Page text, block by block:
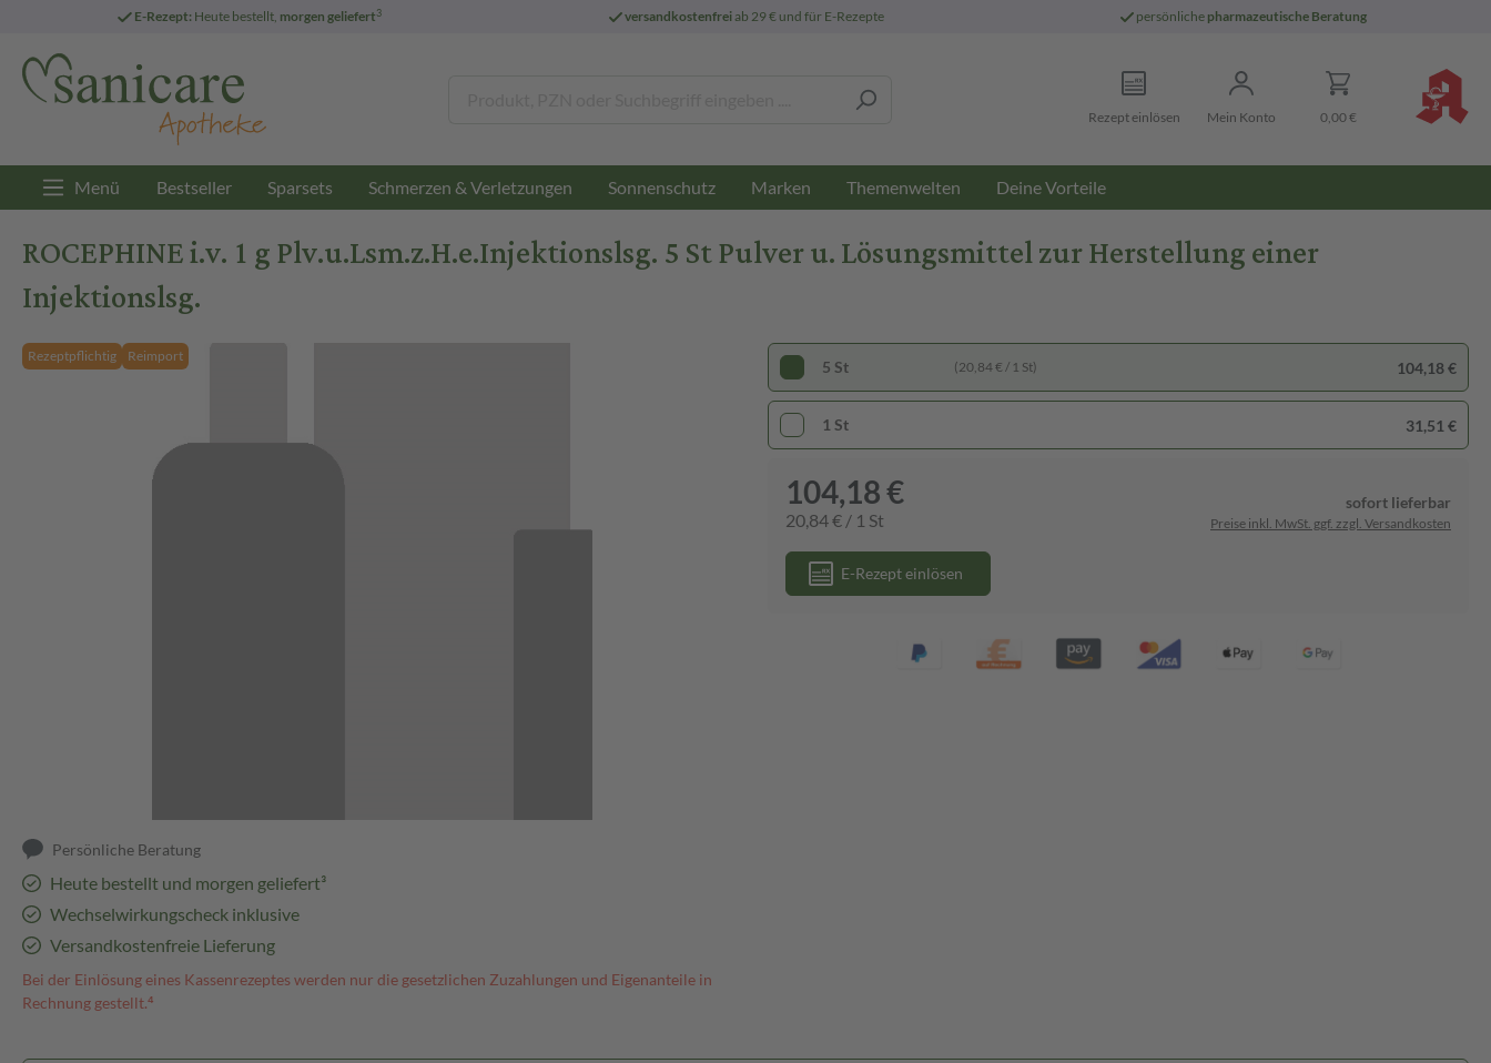
E-Rezept: Heute bestellt, morgen geliefert3 versandkostenfreiab 29 € und für E-Rezepte persönliche pharmazeutische Beratung
Rezept einlösen Mein Konto 0,00 €
Menü Bestseller Sparsets Schmerzen & Verletzungen Sonnenschutz Marken Themenwelten Deine Vorteile
ROCEPHINE i.v. 1 g Plv.u.Lsm.z.H.e.Injektionslsg. 5 St Pulver u. Lösungsmittel zur Herstellung einer
Injektionslsg.
Rezeptpflichtig Reimport
Persönliche Beratung
Heute bestellt und morgen geliefert³
Wechselwirkungscheck inklusive
Versandkostenfreie Lieferung
Bei der Einlösung eines Kassenrezeptes werden nur die gesetzlichen Zuzahlungen und Eigenanteile in
Rechnung gestellt.⁴
5 St (20,84 € / 1 St) 104,18 €
1 St 31,51 €
104,18 €
20,84 € / 1 St
sofort lieferbar
Preise inkl. MwSt. ggf. zzgl. Versandkosten
E-Rezept einlösen